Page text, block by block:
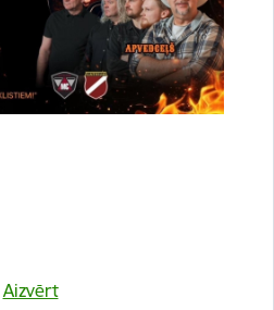
Aizvērt